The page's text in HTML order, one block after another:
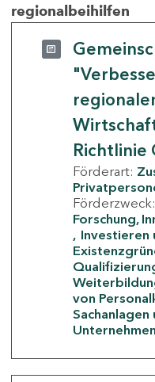
regionalbeihilfen
Richtlinie
Förderart:
Förderzweck:
Forschung,
Investieren
von